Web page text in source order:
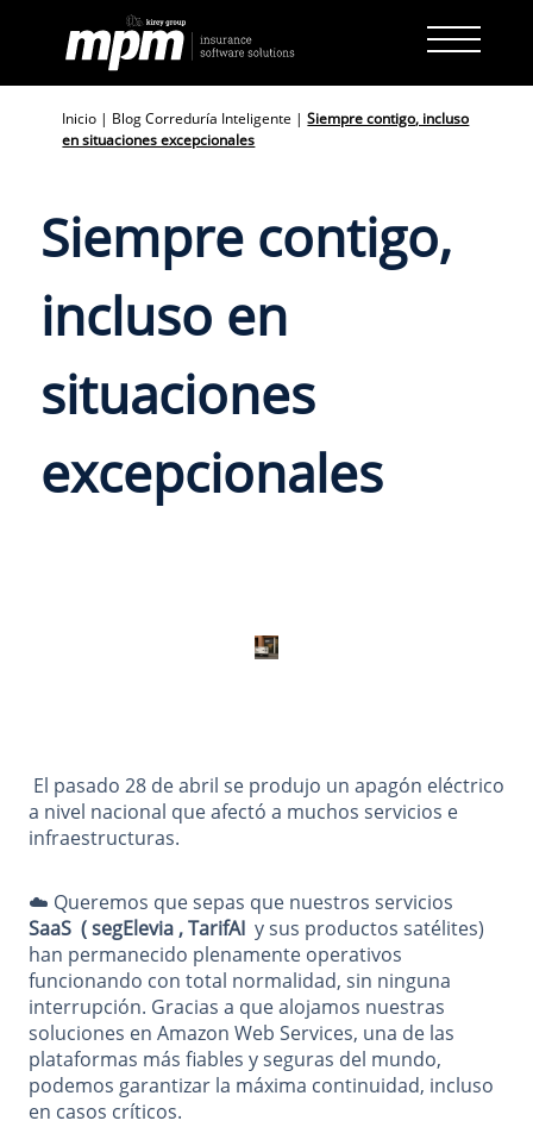
content
Inicio | Blog Correduría Inteligente |Siempre contigo, incluso
en situaciones excepcionales
Siempre contigo,
incluso en
situaciones
excepcionales
️ El pasado 28 de abril se produjo un apagón eléctrico
a nivel nacional que afectó a muchos servicios e
infraestructuras.
☁️ Queremos que sepas que nuestros servicios
SaaS ( segElevia , TarifAI y sus productos satélites)
han permanecido plenamente operativos
funcionando con total normalidad, sin ninguna
interrupción. Gracias a que alojamos nuestras
soluciones en Amazon Web Services, una de las
plataformas más fiables y seguras del mundo,
podemos garantizar la máxima continuidad, incluso
en casos críticos.